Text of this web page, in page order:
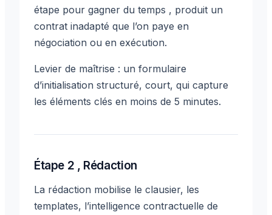
étape pour gagner du temps , produit un
contrat inadapté que l’on paye en
négociation ou en exécution.
Levier de maîtrise : un formulaire
d’initialisation structuré, court, qui capture
les éléments clés en moins de 5 minutes.
Étape 2 , Rédaction
La rédaction mobilise le clausier, les
templates, l’intelligence contractuelle de